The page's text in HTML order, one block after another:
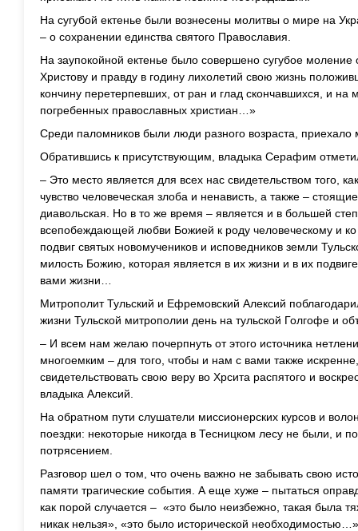
На сугубой ектенье были вознесены молитвы о мире на
– о сохранении единства святого Православия.
На заупокойной ектенье было совершено сугубое
Христову и правду в годину лихолетий свою жизнь
кончину перетерпевших, от ран и глад скончавшихся, и на
погребенных православных христиан…»
Среди паломников были люди разного возраста, приехало
Обратившись к присутствующим, владыка Серафим
– Это место является для всех нас свидетельством того,
чувство человеческая злоба и ненависть, а также –
диавольская. Но в то же время – является и в большей
всепобеждающей любви Божией к роду человеческому и
подвиг святых новомучеников и исповедников земли
милость Божию, которая является в их жизни и в их
вами жизни…
Митрополит Тульский и Ефремовский Алексий
жизни Тульской митрополии день на тульской Голгофе и
– И всем нам желаю почерпнуть от этого источника
многоемким – для того, чтобы и нам с вами также
свидетельствовать свою веру во Хрсита распятого и
владыка Алексий.
На обратном пути слушатели миссионерских курсов и
поездки: некоторые никогда в Тесницком лесу не были, и
потрясением.
Разговор шел о том, что очень важно не забывать свою
памяти трагические события. А еще хуже – пытаться
как порой случается – «это было неизбежно, такая была
никак нельзя», «это было исторической